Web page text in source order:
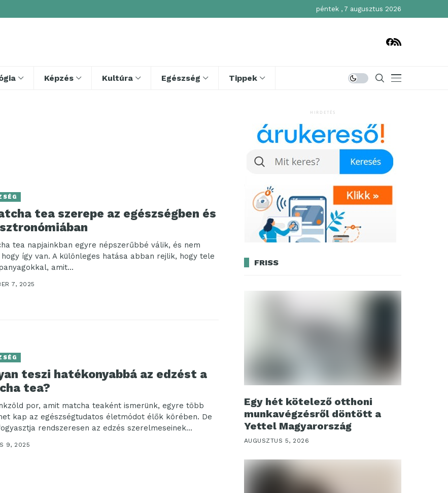
péntek , 7 augusztus 2026
Képzés Kultúra Egészség Tippek
tea szerepe az egészségben és
tea napjainkban egyre népszerűbbé válik, és nem
hogy így van. A különleges hatása abban rejlik, hogy tele
amit...
7, 2025
teszi hatékonyabbá az edzést a
tea?
por, amit matcha teaként ismerünk, egyre több
kap az egészségtudatos életmódot élők körében. De
rendszeresen az edzés szerelmeseinek...
9, 2025
HIRDETÉS
FRISS
Egy hét kötelező otthoni
munkavégzésről döntött a
Yettel Magyarország
AUGUSZTUS 5, 2026